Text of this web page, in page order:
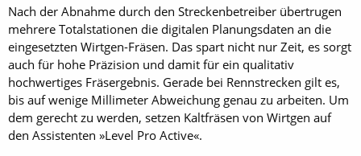
Nach der Abnahme durch den Streckenbetreiber übertrugen
mehrere Totalstationen die digitalen Planungsdaten an die
eingesetzten Wirtgen-Fräsen. Das spart nicht nur Zeit, es sorgt
auch für hohe Präzision und damit für ein qualitativ
hochwertiges Fräsergebnis. Gerade bei Rennstrecken gilt es,
bis auf wenige Millimeter Abweichung genau zu arbeiten. Um
dem gerecht zu werden, setzen Kaltfräsen von Wirtgen auf
den Assistenten »Level Pro Active«.